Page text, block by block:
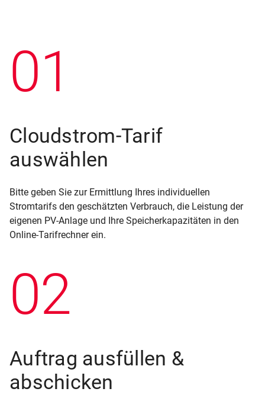
01
Cloudstrom-Tarif
auswählen
Bitte geben Sie zur Ermittlung Ihres individuellen
Stromtarifs den geschätzten Verbrauch, die Leistung der
eigenen PV-Anlage und Ihre Speicherkapazitäten in den
Online-Tarifrechner ein.
02
Auftrag ausfüllen &
abschicken